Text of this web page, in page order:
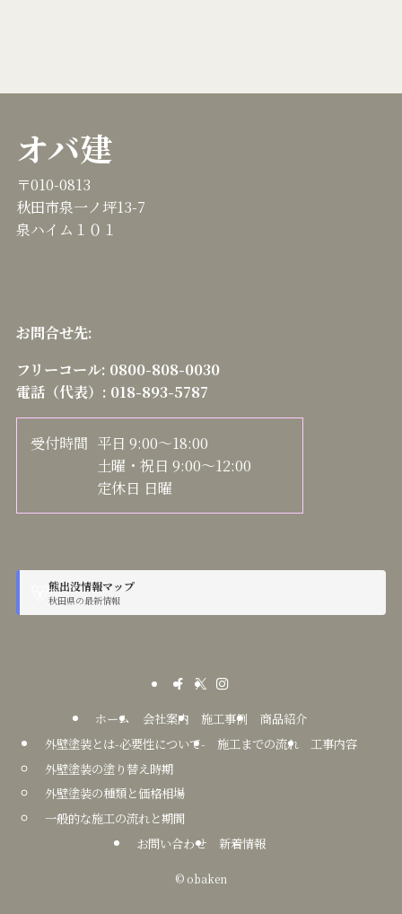
オバ建
〒010-0813
秋田市泉一ノ坪13-7
泉ハイム１０１
お問合せ先:
フリーコール: 0800-808-0030
電話（代表）: 018-893-5787
受付時間 平日 9:00～18:00
土曜・祝日 9:00～12:00
定休日 日曜
熊出没情報マップ
秋田県の最新情報
ホーム 会社案内 施工事例
商品紹介
外壁塗装とは-必要性について-
外壁塗装の塗り替え時期
外壁塗装の種類と価格相場
一般的な施工の流れと期間
施工までの流れ 工事内容
お問い合わせ 新着情報
© obaken